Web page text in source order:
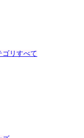
ゴリすべて